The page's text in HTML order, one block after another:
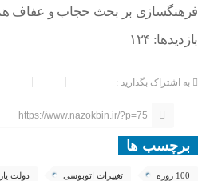
فرهنگسازی بر بحث حجاب و عفاف
بازدیدها: ۱۲۴
به اشتراک بگذارید :
https://www.nazokbin.ir/?p=75
برچسب ها
100 روزه تغییرات اتوبوسی دولت